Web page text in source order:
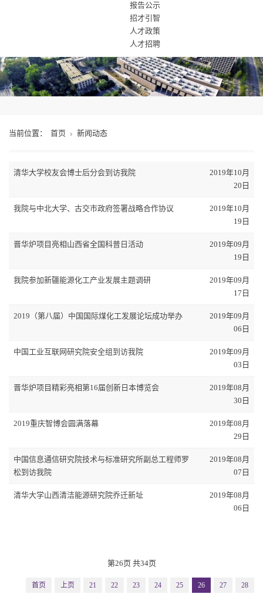
报告公示
招才引智
人才政策
人才招聘
当前位置： 首页 新闻动态
清华大学校友会博士后分会到访我院
2019年10月
20日
我院与中北大学、古交市政府签署战略合作协议
2019年10月
19日
晋华炉项目亮相山西省全国科普日活动
2019年09月
19日
我院参加新疆能源化工产业发展主题调研
2019年09月
17日
2019（第八届）中国国际煤化工发展论坛成功举办
2019年09月
06日
中国工业互联网研究院安全组到访我院
2019年09月
03日
晋华炉项目精彩亮相第16届创新日本博览会
2019年08月
30日
2019重庆智博会圆满落幕
2019年08月
29日
中国信息通信研究院技术与标准研究所副总工程师罗
松到访我院
2019年08月
07日
清华大学山西清洁能源研究院乔迁新址
2019年08月
06日
第26页 共34页
首页 上页 21 22 23 24 25 26 27 28